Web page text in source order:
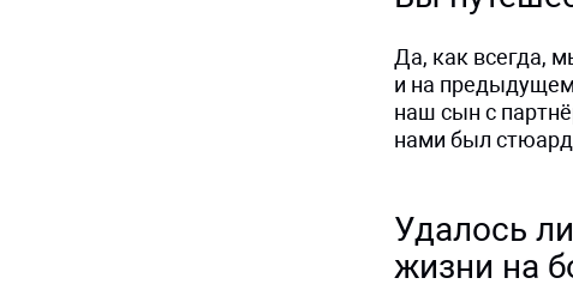
Да, как всегда,
и на
наш сын с
нами был
Удалось
жизни на